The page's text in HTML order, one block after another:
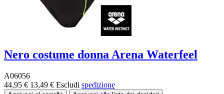
Nero costume donna Arena Waterfeel
A06056
44,95 € 13,49 € Escludi spedizione